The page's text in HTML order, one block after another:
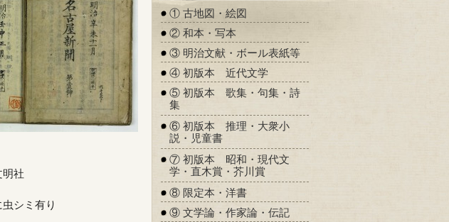
社
シミ有り
① 古地図・絵図
② 和本・写本
③ 明治文献・ボール表紙等
④ 初版本 近代文学
⑤ 初版本 歌集・句集・詩
集
⑥ 初版本 推理・大衆小
説・児童書
⑦ 初版本 昭和・現代文
学・直木賞・芥川賞
⑧ 限定本・洋書
⑨ 文学論・作家論・伝記